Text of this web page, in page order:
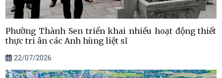
Phường Thành Sen triển khai nhiều hoạt động thiết
thực tri ân các Anh hùng liệt sĩ
22/07/2026